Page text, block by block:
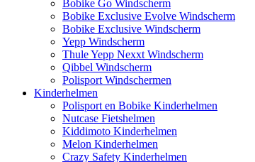
Bobike Go Windscherm
Bobike Exclusive Evolve Windscherm
Bobike Exclusive Windscherm
Yepp Windscherm
Thule Yepp Nexxt Windscherm
Qibbel Windscherm
Polisport Windschermen
Kinderhelmen
Polisport en Bobike Kinderhelmen
Nutcase Fietshelmen
Kiddimoto Kinderhelmen
Melon Kinderhelmen
Crazy Safety Kinderhelmen